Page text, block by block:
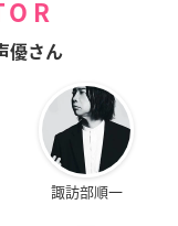
優さん
諏訪部順一